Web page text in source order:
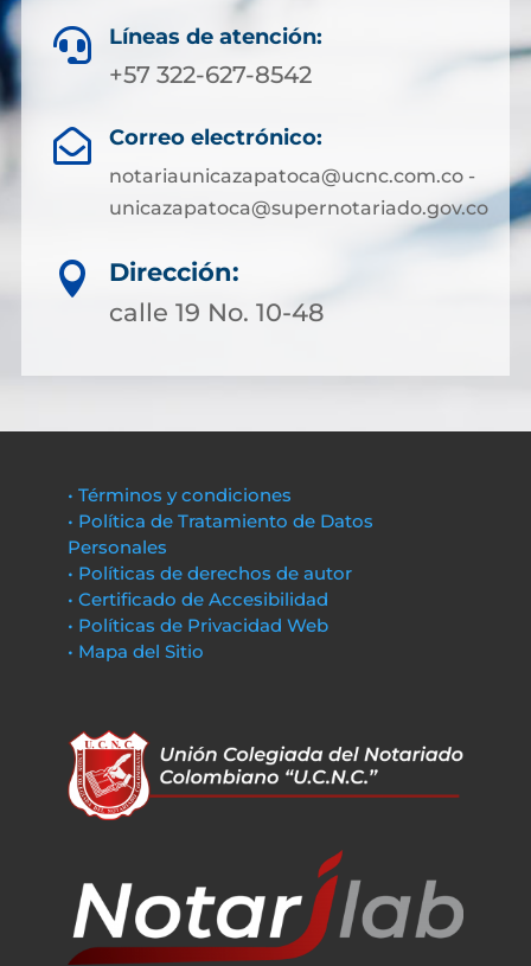
 Líneas de atención:
+57 322-627-8542
 Correo electrónico:
notariaunicazapatoca@ucnc.com.co -
unicazapatoca@supernotariado.gov.co

Dirección:
calle 19 No. 10-48
• Términos y condiciones
• Política de Tratamiento de Datos
Personales
• Políticas de derechos de autor
• Certificado de Accesibilidad
• Políticas de Privacidad Web
• Mapa del Sitio